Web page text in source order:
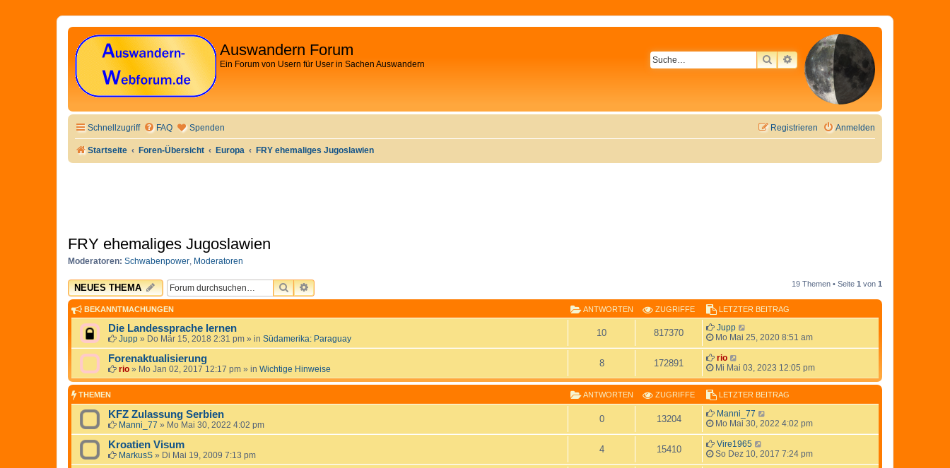
Auswandern Forum
Ein Forum von Usern für User in Sachen Auswandern SUCHEERWEITERTE SUCHE
Schnellzugriff FAQ Spenden Anmelden
Registrieren
Startseite Foren-Übersicht Europa FRY ehemaliges Jugoslawien
FRY ehemaliges Jugoslawien
Moderatoren: Schwabenpower, Moderatoren
NEUES THEMA SUCHEERWEITERTE SUCHE 19 Themen • Seite 1 von 1
BEKANNTMACHUNGEN ANTWORTEN ZUGRIFFE LETZTER BEITRAG
Die Landessprache lernen
Jupp » Do Mär 15, 2018 2:31 pm » in Südamerika: Paraguay
10 817370
Jupp
Mo Mai 25, 2020 8:51 am
Forenaktualisierung
rio » Mo Jan 02, 2017 12:17 pm » in Wichtige Hinweise
8 172891
rio
Mi Mai 03, 2023 12:05 pm
THEMEN ANTWORTEN ZUGRIFFE LETZTER BEITRAG
KFZ Zulassung Serbien
Manni_77 » Mo Mai 30, 2022 4:02 pm
0 13204
Manni_77
Mo Mai 30, 2022 4:02 pm
Kroatien Visum
MarkusS » Di Mai 19, 2009 7:13 pm
4 15410
Vire1965
So Dez 10, 2017 7:24 pm